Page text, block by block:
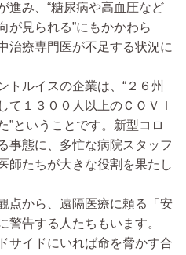
進み、“糖尿病や高血圧など
が見られる”にもかかわら
治療専門医が不足する状況に
ルイスの企業は、“２６州
て１３００人以上のＣＯＶＩ
”ということです。新型コロ
事態に、多忙な病院スタッフ
師たちが大きな役割を果たし
点から、遠隔医療に頼る「安
警告する人たちもいます。
サイドにいれば命を脅かす合